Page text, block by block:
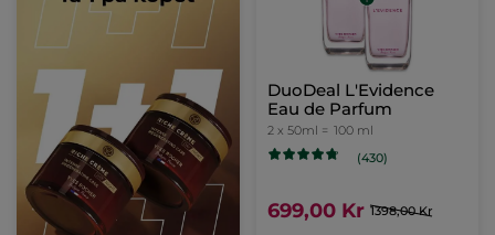
DuoDeal L'Evidence
Eau de Parfum
2 x 50ml = 100 ml
(430)
699,00 Kr 1398,00 Kr